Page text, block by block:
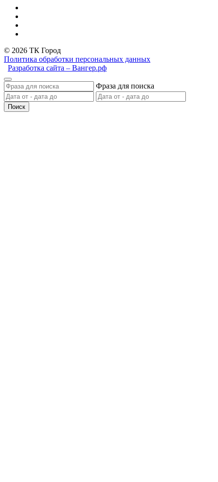
© 2026 ТК Город
Политика обработки персональных данных
Разработка сайта – Вангер.рф
Фраза для поиска
Поиск